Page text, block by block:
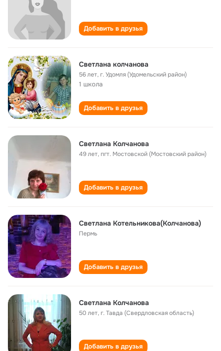
Добавить в друзья
Светлана колчанова
56 лет,г. Удомля (Удомельский район)
1 школа
Добавить в друзья
Светлана Колчанова
49 лет,пгт. Мостовской (Мостовский район)
Добавить в друзья
Светлана Котельникова(Колчанова)
Пермь
Добавить в друзья
Светлана Колчанова
50 лет,г. Тавда (Свердловская область)
Добавить в друзья